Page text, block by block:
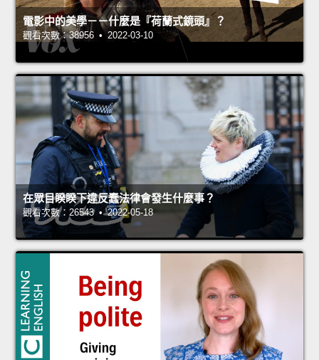
電影中的美學－－什麼是『荷蘭式鏡頭』？
觀看次數：38956 • 2022-03-10
在眾目睽睽下違反蠢法律會發生什麼事？
觀看次數：26543 • 2022-05-18